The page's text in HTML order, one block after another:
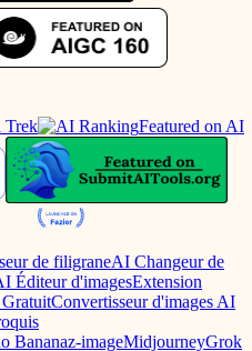
Trek Featured on AI
de filigraneAI Changeur de
Éditeur d'imagesExtension
Convertisseur d'images AI
Bananaz-imageMidjourneyGrok